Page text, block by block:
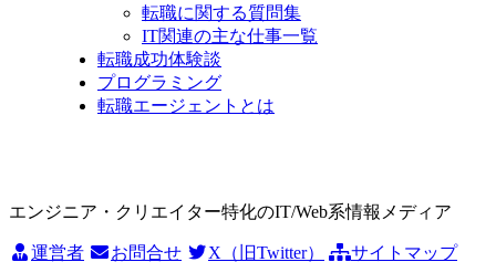
転職に関する質問集
IT関連の主な仕事一覧
転職成功体験談
プログラミング
転職エージェントとは
エンジニア・クリエイター特化のIT/Web系情報メディア
運営者 お問合せ X（旧Twitter） サイトマップ